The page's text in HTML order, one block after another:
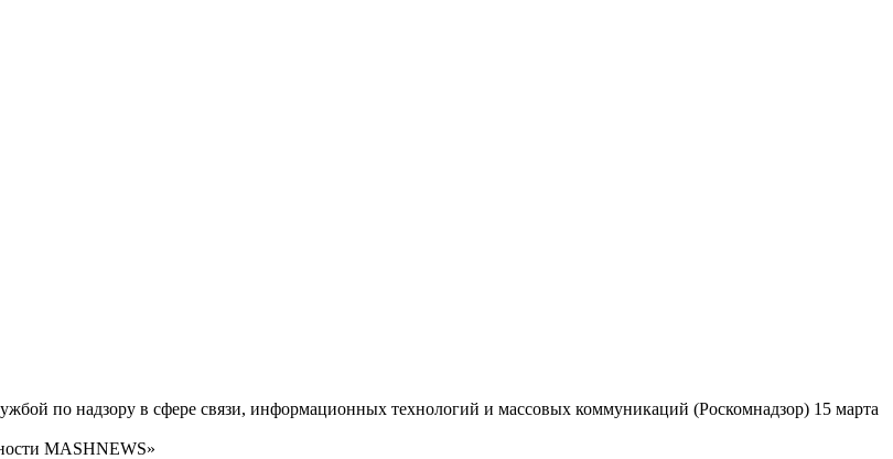
по надзору в сфере связи, информационных технологий и массовых коммуникаций (Роскомнадзор) 15 марта
MASHNEWS»